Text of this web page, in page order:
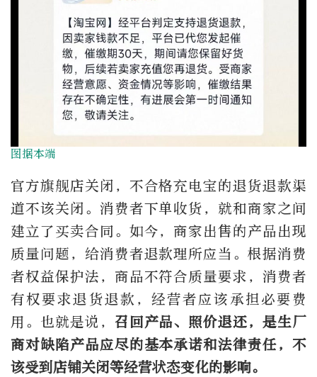
图据本端
官方旗舰店关闭，不合格充电宝的退货退款渠
道不该关闭。消费者下单收货，就和商家之间
建立了买卖合同。如今，商家出售的产品出现
质量问题，给消费者退款理所应当。根据消费
者权益保护法，商品不符合质量要求，消费者
有权要求退货退款，经营者应该承担必要费
用。也就是说， 召回产品、照价退还，是生厂
商对缺陷产品应尽的基本承诺和法律责任，不
该受到店铺关闭等经营状态变化的影响。